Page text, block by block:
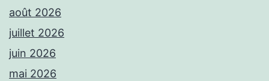
août 2026
juillet 2026
juin 2026
mai 2026